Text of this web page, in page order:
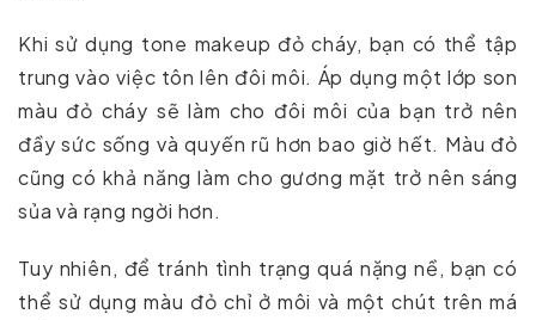
Khi sử dụng tone makeup đỏ cháy, bạn có thể tập
trung vào việc tôn lên đôi môi. Áp dụng một lớp son
màu đỏ cháy sẽ làm cho đôi môi của bạn trở nên
đầy sức sống và quyến rũ hơn bao giờ hết. Màu đỏ
cũng có khả năng làm cho gương mặt trở nên sáng
sủa và rạng ngời hơn.
Tuy nhiên, để tránh tình trạng quá nặng nề, bạn có
thể sử dụng màu đỏ chỉ ở môi và một chút trên má